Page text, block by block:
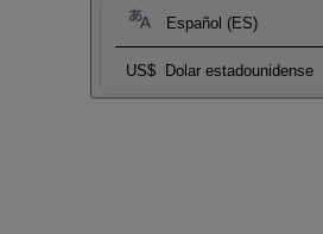
Español (ES)
US$ Dolar estadounidense